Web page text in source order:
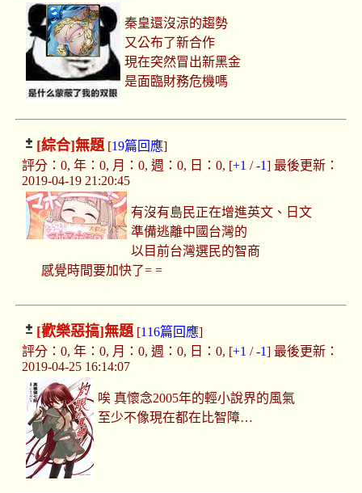
秦皇還沒涼的趨勢
又公布了新合作
現在突然冒出新黑金
是面臨財務危機嗎
[綜合]無題[19篇回應]
評分：0, 年：0, 月：0, 週：0, 日：0, [+1 /-1] 最後更新：
2019-04-19 21:20:45
有沒有島民正在增進英文、日文
準備逃離中國台灣的
以目前台灣選民的智商
感覺時間要加快了= =
[歡樂惡搞]無題[116篇回應]
評分：0, 年：0, 月：0, 週：0, 日：0, [+1 /-1] 最後更新：
2019-04-25 16:14:07
唉 真懷念2005年的輕小說界的風氣
至少不像現在都在比智障…